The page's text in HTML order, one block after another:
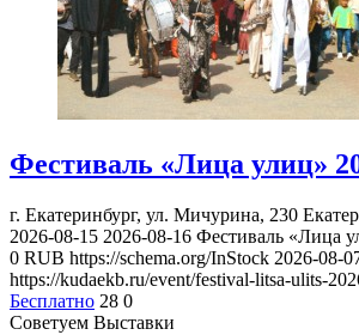
Фестиваль «Лица улиц»
г. Екатеринбург, ул. Мичурина, 230
2026-08-15 2026-08-16 Фестиваль «Лица
0 RUB https://schema.org/InStock 2026-08-
https://kudaekb.ru/event/festival-litsa-ulits-
Бесплатно 28 0
Советуем Выставки